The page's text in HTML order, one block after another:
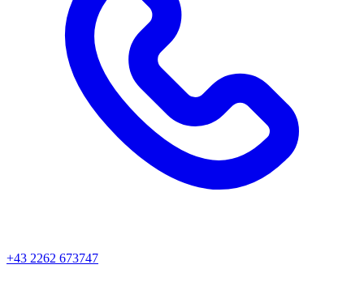
+43 2262 673747